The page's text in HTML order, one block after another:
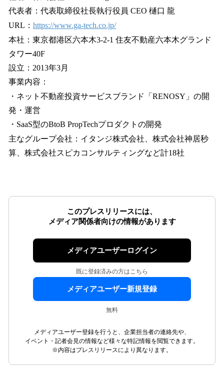
代表者：代表取締役社長執行役員 CEO 樋口 龍
URL： https://www.ga-tech.co.jp/
本社：東京都港区六本木3-2-1 住友不動産六本木グランド
タワー40F
設立：2013年3月
事業内容：
・ネット不動産投資サービスブランド「RENOSY」の開
発・運営
・SaaS型のBtoB PropTechプロダクトの開発
主なグループ会社：イタンジ株式会社、株式会社神居秒
算、株式会社スピカコンサルティングなど計18社
このプレスリリースには、
メディア関係者向けの情報があります
メディアユーザーログイン
既に登録済みの方はこちら
メディアユーザー新規登録
無料
メディアユーザー登録を行うと、企業担当者の連絡先や、
イベント・記者会見の情報など様々な特記情報を閲覧できます。
※内容はプレスリリースにより異なります。